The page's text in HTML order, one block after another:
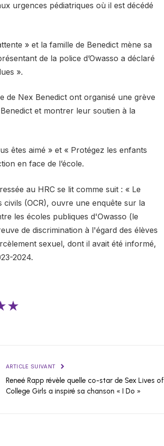
urgences pédiatriques où il est décédé
» et la famille de Benedict mène sa
de la police d’Owasso a déclaré
».
de Nex Benedict ont organisé une grève
et montrer leur soutien à la
êtes aimé » et « Protégez les enfants
en face de l’école.
au HRC se lit comme suit : « Le
(OCR), ouvre une enquête sur la
les écoles publiques d'Owasso (le
de discrimination à l'égard des élèves
sexuel, dont il avait été informé,
2024.
ARTICLE SUIVANT
Reneé Rapp révèle quelle co-star de Sex Lives of
College Girls a inspiré sa chanson « I Do »